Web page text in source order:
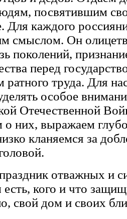
посвятившим
каждого
смыслом. Он
поколений,
перед
труда. Для
особое
Отечественной
них, выражаем
кланяемся за
отважных и
кого и что
свой дом и своих